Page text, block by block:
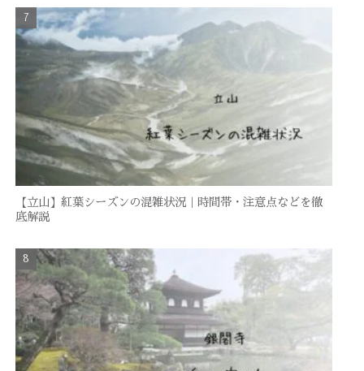
【立山】紅葉シーズンの混雑状況｜時間帯・注意点などを徹
底解説